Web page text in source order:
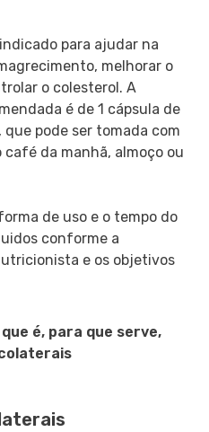
para ajudar na
melhorar o
o colesterol. A
é de 1 cápsula de
pode ser tomada com
da manhã, almoço ou
de uso e o tempo do
conforme a
e os objetivos
que é, para que serve,